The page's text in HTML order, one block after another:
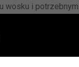
wosku i potrzebnym
piękne
biblioteki w